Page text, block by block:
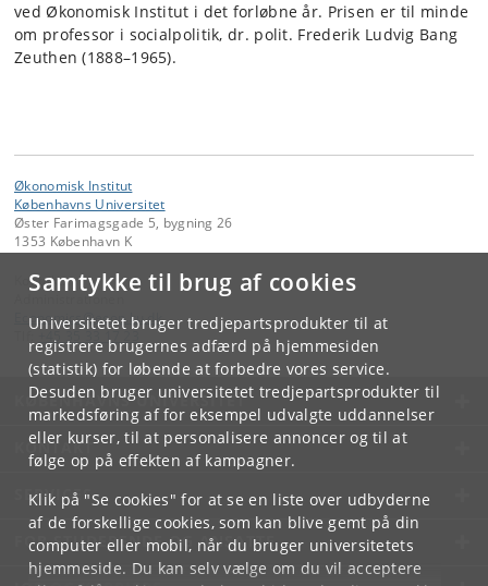
Samtykke til brug af cookies
Universitetet bruger tredjepartsprodukter til at
registrere brugernes adfærd på hjemmesiden
(statistik) for løbende at forbedre vores service.
Desuden bruger universitetet tredjepartsprodukter til
markedsføring af for eksempel udvalgte uddannelser
eller kurser, til at personalisere annoncer og til at
følge op på effekten af kampagner.
Klik på "Se cookies" for at se en liste over udbyderne
af de forskellige cookies, som kan blive gemt på din
computer eller mobil, når du bruger universitetets
hjemmeside. Du kan selv vælge om du vil acceptere
ved Økonomisk Institut i det forløbne år. Prisen er til minde
om professor i socialpolitik, dr. polit. Frederik Ludvig Bang
Zeuthen (1888–1965).
Økonomisk Institut
Københavns Universitet
Øster Farimagsgade 5, bygning 26
1353 København K
Kontakt:
Administrationen
Economics@econ. ku.dk
KØBENHAVNS UNIVERSITET
KONTAKT
SERVICES
FOR STUDERENDE OG ANSATTE